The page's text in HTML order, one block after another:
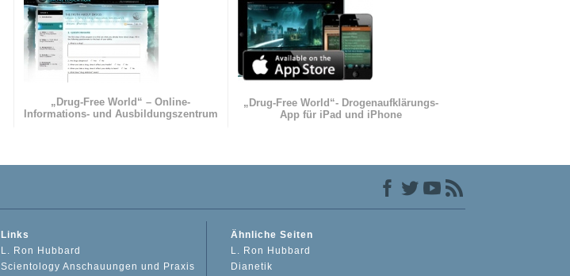
„Drug-Free World“ – Online-
Informations- und Ausbildungszentrum
„Drug-Free World“- Drogenaufklärungs-
App für iPad und iPhone
Links
L. Ron Hubbard
Scientology Anschauungen und Praxis
Ähnliche Seiten
L. Ron Hubbard
Dianetik